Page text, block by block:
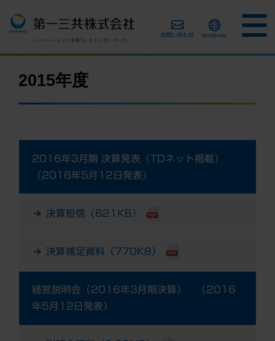
2015年度
2016年3月期 決算発表（TDネット掲載）
（2016年5月12日発表）
決算短信（621KB）
決算補足資料（770KB）
経営説明会（2016年3月期決算） （2016
年5月12日発表）